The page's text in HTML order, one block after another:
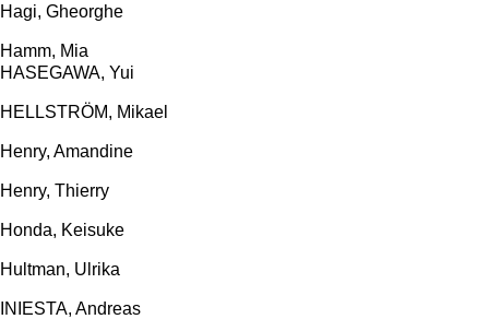
Hagi, Gheorghe
Hamm, Mia
HASEGAWA, Yui
HELLSTRÖM, Mikael
Henry, Amandine
Henry, Thierry
Honda, Keisuke
Hultman, Ulrika
INIESTA, Andreas